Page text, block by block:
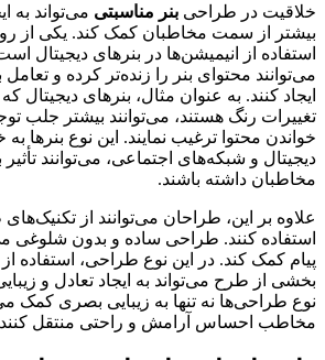
خلاقیت در طراحی بنر مناسبتی می‌تواند به
بیشتر از سمت مخاطبان کمک کند. یکی از
استفاده از انیمیشن‌ها در بنرهای دیجیتال
می‌توانند محتوای بنر را زنده‌تر کرده و
ایجاد کنند. به عنوان مثال، بنرهای
تغییرات رنگ هستند، می‌توانند بیشتر جلب
خواندن محتوا ترغیب نمایند. این نوع
دیجیتال و شبکه‌های اجتماعی، می‌توانند
مخاطبان داشته باشند.
علاوه بر این، طراحان می‌توانند از
استفاده کنند. طراحی ساده و بدون شلوغی
پیام کمک کند. در این نوع طراحی، استفاده
بخشی از طرح می‌تواند به ایجاد تعادل و
نوع طراحی‌ها نه تنها به زیبایی بصری کمک
مخاطب احساس آرامش و راحتی منتقل